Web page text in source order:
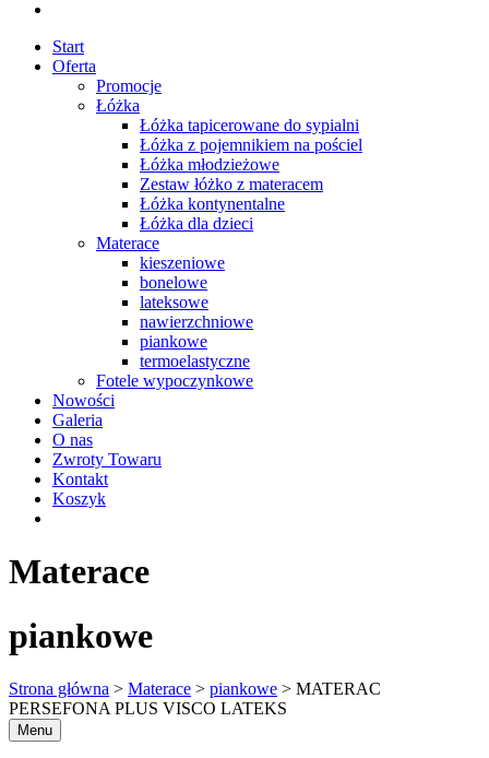
Start
Oferta
Promocje
Łóżka
Łóżka tapicerowane do sypialni
Łóżka z pojemnikiem na pościel
Łóżka młodzieżowe
Zestaw łóżko z materacem
Łóżka kontynentalne
Łóżka dla dzieci
Materace
kieszeniowe
bonelowe
lateksowe
nawierzchniowe
piankowe
termoelastyczne
Fotele wypoczynkowe
Nowości
Galeria
O nas
Zwroty Towaru
Kontakt
Koszyk
Materace
piankowe
Strona główna > Materace > piankowe > MATERAC
PERSEFONA PLUS VISCO LATEKS
Menu